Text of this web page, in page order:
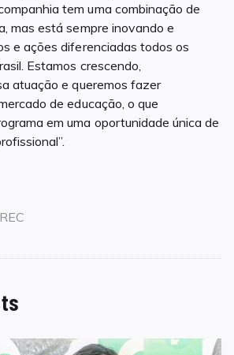
tem uma combinação de
mas está sempre inovando e
e ações diferenciadas todos os
Estamos crescendo,
atuação e queremos fazer
de educação, o que
em uma oportunidade única de